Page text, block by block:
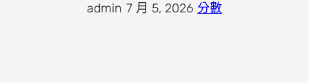
admin 7 月 5, 2026 分數